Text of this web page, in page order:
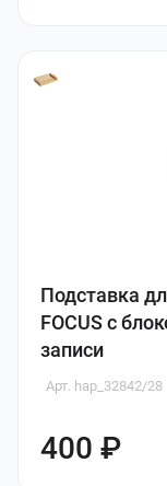
Подставка
FOCUS с
записи
Арт. hap_32842/28
400 ₽